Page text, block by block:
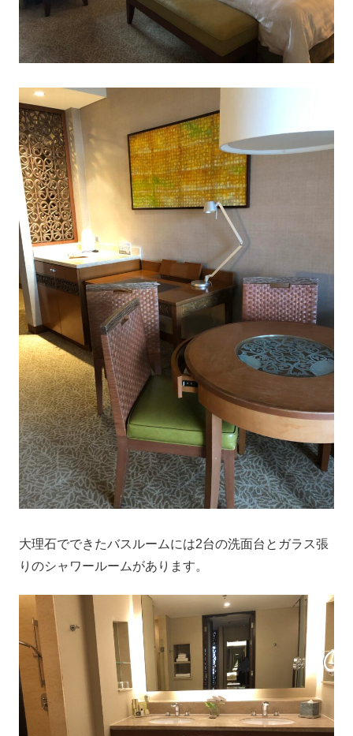
大理石でできたバスルームには2台の洗面台とガラス張
りのシャワールームがあります。